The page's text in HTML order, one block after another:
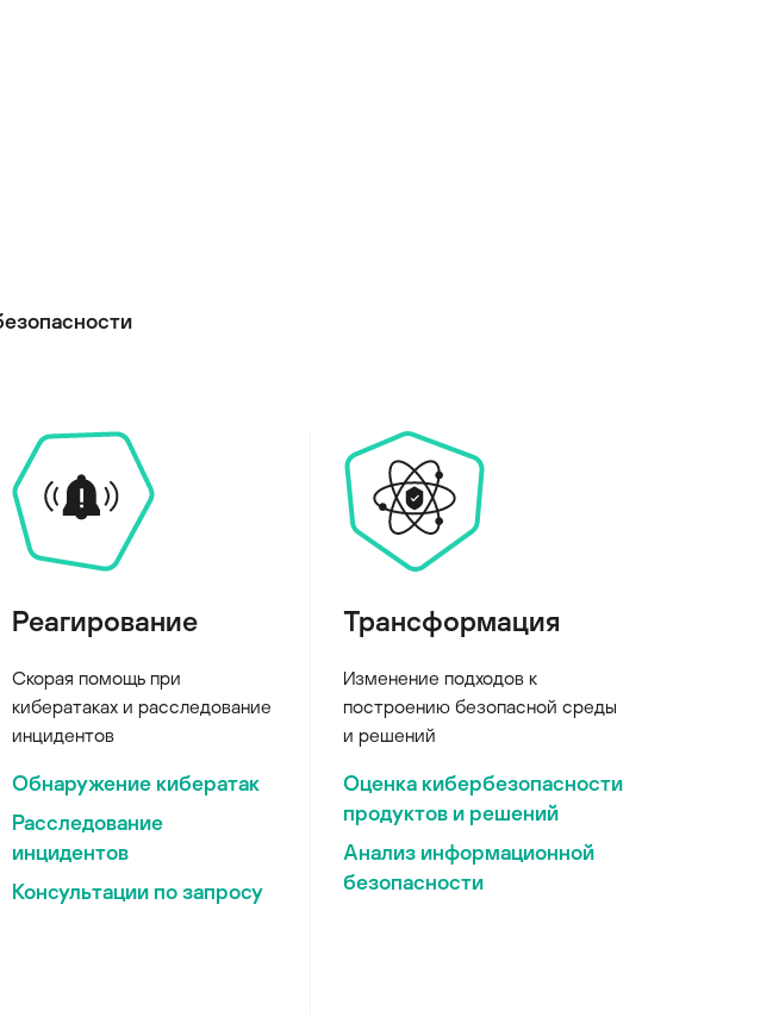
Реагирование
Скорая помощь при
кибератаках и расследование
инцидентов
Обнаружение кибератак
Расследование
инцидентов
Консультации по запросу
Трансформация
Изменение подходов к
построению безопасной среды
и решений
Оценка кибербезопасности
продуктов и решений
Анализ информационной
безопасности